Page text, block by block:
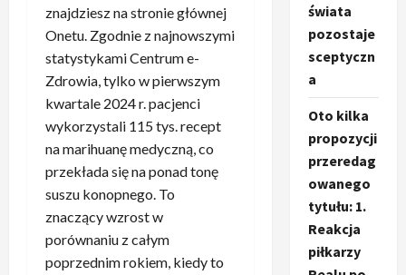
znajdziesz na stronie głównej
Onetu. Zgodnie z najnowszymi
statystykami Centrum e-
Zdrowia, tylko w pierwszym
kwartale 2024 r. pacjenci
wykorzystali 115 tys. recept
na marihuanę medyczną, co
przekłada się na ponad tonę
suszu konopnego. To
znaczący wzrost w
porównaniu z całym
poprzednim rokiem, kiedy to
świata
pozostaje
sceptyczn
a
Oto kilka
propozycji
przeredag
owanego
tytułu: 1.
Reakcja
piłkarzy